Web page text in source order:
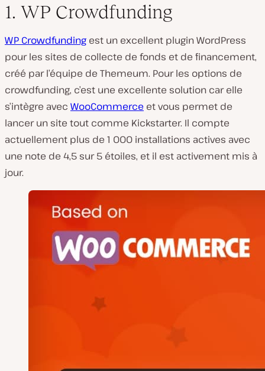
1. WP Crowdfunding
WP Crowdfunding est un excellent plugin WordPress
pour les sites de collecte de fonds et de financement,
créé par l’équipe de Themeum. Pour les options de
crowdfunding, c’est une excellente solution car elle
s’intègre avec WooCommerce et vous permet de
lancer un site tout comme Kickstarter. Il compte
actuellement plus de 1 000 installations actives avec
une note de 4,5 sur 5 étoiles, et il est activement mis à
jour.